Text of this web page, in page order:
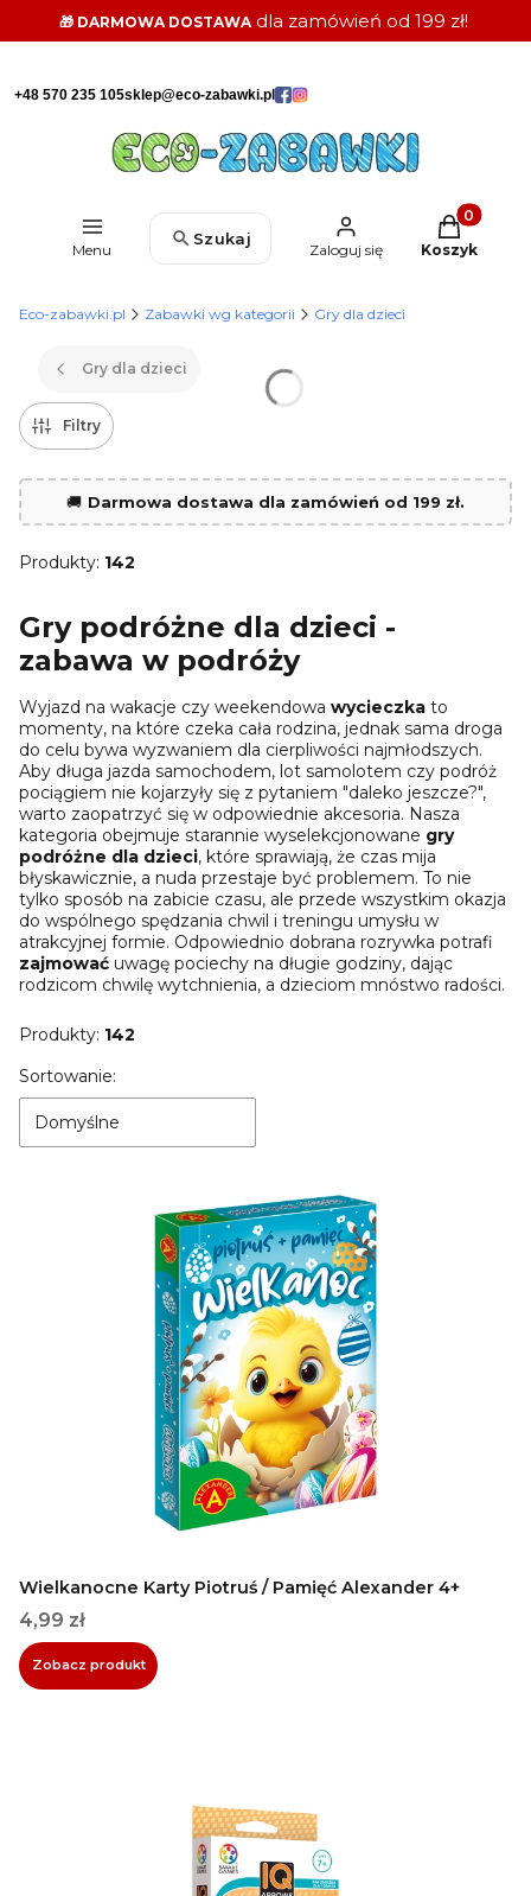
🎁 DARMOWA DOSTAWAdla zamówień od 199 zł!
+48 570 235 105sklep@eco-zabawki.pl
Menu
Szukaj
Zaloguj się
Produkty w
Koszyk
Eco-zabawki.pl Zabawki wg kategorii Gry dla dzieci
Gry dla dzieci
Filtry
🚚 Darmowa dostawa dla zamówień od 199 zł.
Produkty: 142
Gry podróżne dla dzieci -
zabawa w podróży
Wyjazd na wakacje czy weekendowa wycieczka to
momenty, na które czeka cała rodzina, jednak sama droga
do celu bywa wyzwaniem dla cierpliwości najmłodszych.
Aby długa jazda samochodem, lot samolotem czy podróż
pociągiem nie kojarzyły się z pytaniem "daleko jeszcze?",
warto zaopatrzyć się w odpowiednie akcesoria. Nasza
kategoria obejmuje starannie wyselekcjonowane gry
podróżne dla dzieci, które sprawiają, że czas mija
błyskawicznie, a nuda przestaje być problemem. To nie
tylko sposób na zabicie czasu, ale przede wszystkim okazja
do wspólnego spędzania chwil i treningu umysłu w
atrakcyjnej formie. Odpowiednio dobrana rozrywka potrafi
zajmować uwagę pociechy na długie godziny, dając
rodzicom chwilę wytchnienia, a dzieciom mnóstwo radości.
Produkty: 142
Lista produktów
Sortowanie:
Domyślne
Wielkanocne Karty Piotruś / Pamięć Alexander 4+
Cena
4,99 zł
Zobacz produkt